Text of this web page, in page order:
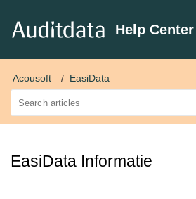
Help Center
Acousoft EasiData
EasiData Informatie